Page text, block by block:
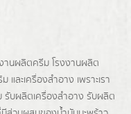
านผลิตครีมโรงงานผลิต
ม และเครื่องสำอาง เพราะเรา
รับผลิตเครื่องสำอาง รับผลิต